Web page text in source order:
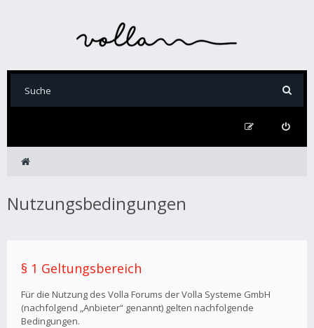
Nutzungsbedingungen
§ 1 Geltungsbereich
Für die Nutzung des Volla Forums der Volla Systeme GmbH
(nachfolgend „Anbieter“ genannt) gelten nachfolgende
Bedingungen.